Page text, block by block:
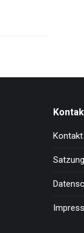
Kontakt
Satzung